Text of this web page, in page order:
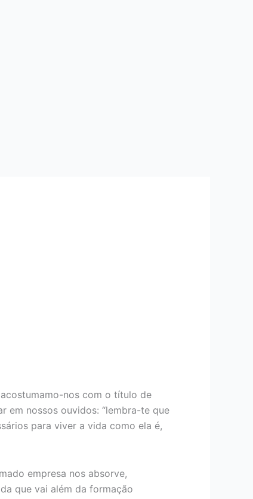
nos com o título de
em nossos ouvidos: “lembra-te que
para viver a vida como ela é,
empresa nos absorve,
que vai além da formação